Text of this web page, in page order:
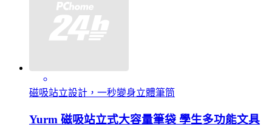
磁吸站立設計，一秒變身立體筆筒
Yurm 磁吸站立式大容量筆袋 學生多功能文具